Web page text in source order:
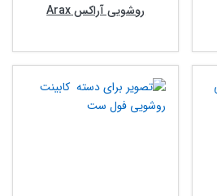
روشویی آراکس Arax